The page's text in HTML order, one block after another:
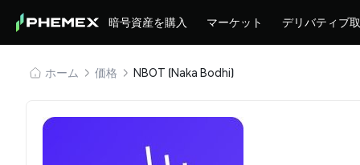
暗号資産を購入 マーケット デリバティブ
ホーム 価格 NBOT (Naka Bodhi)